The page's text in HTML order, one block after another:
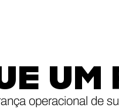
UM
operacional de